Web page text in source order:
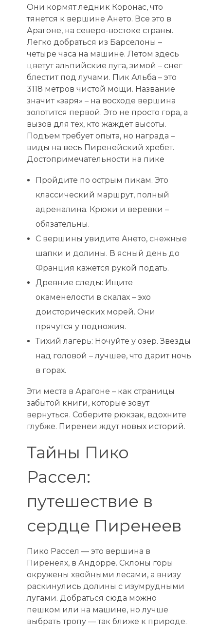
Они кормят ледник Коронас, что
тянется к вершине Ането. Все это в
Арагоне, на северо-востоке страны.
Легко добраться из Барселоны –
четыре часа на машине. Летом здесь
цветут альпийские луга, зимой – снег
блестит под лучами. Пик Альба – это
3118 метров чистой мощи. Название
значит «заря» – на восходе вершина
золотится первой. Это не просто гора, а
вызов для тех, кто жаждет высоты.
Подъем требует опыта, но награда –
виды на весь Пиренейский хребет.
Достопримечательности на пике
Пройдите по острым пикам. Это
классический маршрут, полный
адреналина. Крюки и веревки –
обязательны.
С вершины увидите Ането, снежные
шапки и долины. В ясный день до
Франция кажется рукой подать.
Древние следы: Ищите
окаменелости в скалах – эхо
доисторических морей. Они
прячутся у подножия.
Тихий лагерь: Ночуйте у озер. Звезды
над головой – лучшее, что дарит ночь
в горах.
Эти места в Арагоне – как страницы
забытой книги, которые зовут
вернуться. Соберите рюкзак, вдохните
глубже. Пиренеи ждут новых историй.
Тайны Пико
Рассел:
путешествие в
сердце Пиренеев
Пико Рассел — это вершина в
Пиренеях, в Андорре. Склоны горы
окружены хвойными лесами, а внизу
раскинулись долины с изумрудными
лугами. Добраться сюда можно
пешком или на машине, но лучше
выбрать тропу — так ближе к природе.